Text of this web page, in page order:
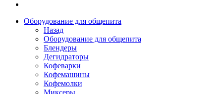
Оборудование для общепита
Назад
Оборудование для общепита
Блендеры
Дегидраторы
Кофеварки
Кофемашины
Кофемолки
Миксеры